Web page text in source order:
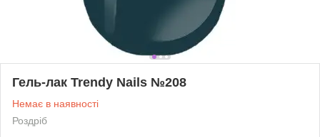
Гель-лак Trendy Nails №208
Немає в наявності
Роздріб